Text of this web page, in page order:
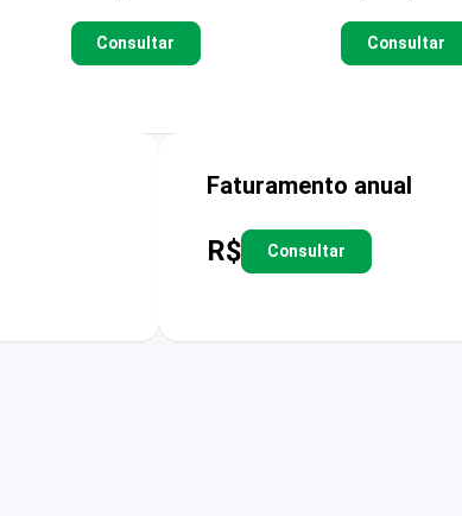
Consultar Consultar
Faturamento anual
R$ Consultar